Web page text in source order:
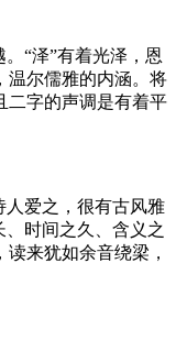
“泽”有着光泽，恩
温尔儒雅的内涵。将
二字的声调是有着平
爱之，很有古风雅
时间之久、含义之
来犹如余音绕梁，